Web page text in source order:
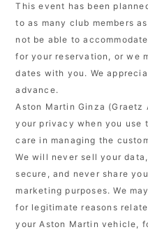
This event has been
to as many club members
not be able to
for your reservation, or we
dates with you. We
advance.
Aston Martin Ginza (Graetz
your privacy when you use
care in managing the
We will never sell your
secure, and never share
marketing purposes. We
for legitimate reasons
your Aston Martin vehicle,